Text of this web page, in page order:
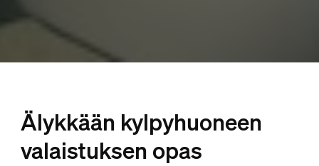
Älykkään kylpyhuoneen
valaistuksen opas